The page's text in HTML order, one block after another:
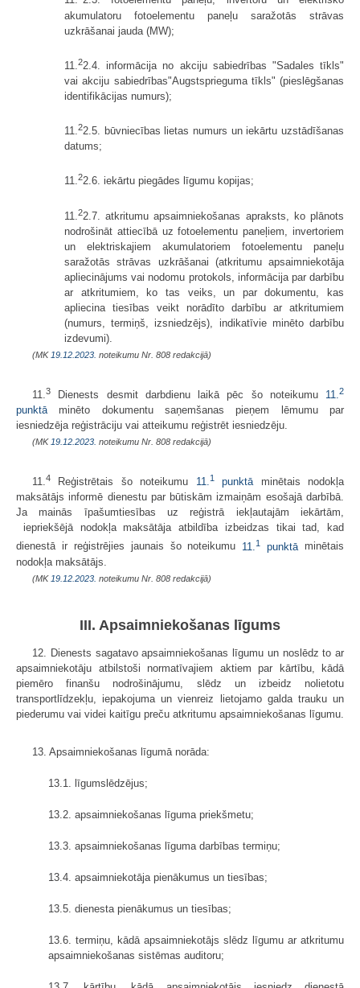
akumulatoru fotoelementu paneļu saražotās strāvas
uzkrāšanai jauda (MW);
11. 22.4. informācija no akciju sabiedrības "Sadales tīkls"
vai akciju sabiedrības"Augstsprieguma tīkls" (pieslēgšanas
identifikācijas numurs);
11.22.5. būvniecības lietas numurs un iekārtu uzstādīšanas
datums;
11.22.6. iekārtu piegādes līgumu kopijas;
11. 22.7. atkritumu apsaimniekošanas apraksts, ko plānots
nodrošināt attiecībā uz fotoelementu paneļiem, invertoriem
un elektriskajiem akumulatoriem fotoelementu paneļu
saražotās strāvas uzkrāšanai (atkritumu apsaimniekotāja
apliecinājums vai nodomu protokols, informācija par darbību
ar atkritumiem, ko tas veiks, un par dokumentu, kas
apliecina tiesības veikt norādīto darbību ar atkritumiem
(numurs, termiņš, izsniedzējs), indikatīvie minēto darbību
izdevumi).
(MK 19.12.2023. noteikumu Nr. 808 redakcijā)
11.3 Dienests desmit darbdienu laikā pēc šo noteikumu 11.2
punktāminēto dokumentu saņemšanas pieņem lēmumu par
iesniedzēja reģistrāciju vai atteikumu reģistrēt iesniedzēju.
(MK 19.12.2023. noteikumu Nr. 808 redakcijā)
11.4 Reģistrētais šo noteikumu 11.1punktāminētais nodokļa
maksātājs informē dienestu par būtiskām izmaiņām esošajā darbībā.
Ja mainās īpašumtiesības uz reģistrā iekļautajām iekārtām,
iepriekšējā nodokļa maksātāja atbildība izbeidzas tikai tad, kad
dienestā ir reģistrējies jaunais šo noteikumu 11.1 punktā minētais
nodokļa maksātājs.
(MK 19.12.2023. noteikumu Nr. 808 redakcijā)
III. Apsaimniekošanas līgums
12. Dienests sagatavo apsaimniekošanas līgumu un noslēdz to ar
apsaimniekotāju atbilstoši normatīvajiem aktiem par kārtību, kādā
piemēro finanšu nodrošinājumu, slēdz un izbeidz nolietotu
transportlīdzekļu, iepakojuma un vienreiz lietojamo galda trauku un
piederumu vai videi kaitīgu preču atkritumu apsaimniekošanas līgumu.
13. Apsaimniekošanas līgumā norāda:
13.1. līgumslēdzējus;
13.2. apsaimniekošanas līguma priekšmetu;
13.3. apsaimniekošanas līguma darbības termiņu;
13.4. apsaimniekotāja pienākumus un tiesības;
13.5. dienesta pienākumus un tiesības;
13.6. termiņu, kādā apsaimniekotājs slēdz līgumu ar atkritumu
apsaimniekošanas sistēmas auditoru;